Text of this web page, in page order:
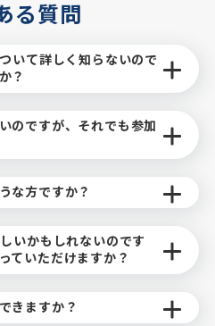
る質問
いて詳しく知らないので
？
のですが、それでも参加
な方ですか？
いかもしれないのです
ていただけますか？
きますか？